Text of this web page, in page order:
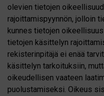
olevien tietojen
rajoittamispyynnön, jolloin
kunnes tietojen
tietojen käsittelyn
rekisterinpitäjä ei enää
käsittelyn tarkoituksiin,
oikeudellisen vaateen
puolustamiseksi. Oikeus